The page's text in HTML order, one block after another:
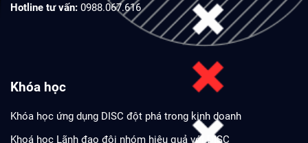
Hotline tư vấn: 0988.067.616
Khóa học
Khóa học ứng dụng DISC đột phá trong kinh doanh
Khoá học Lãnh đạo đội nhóm hiệu quả với DISC